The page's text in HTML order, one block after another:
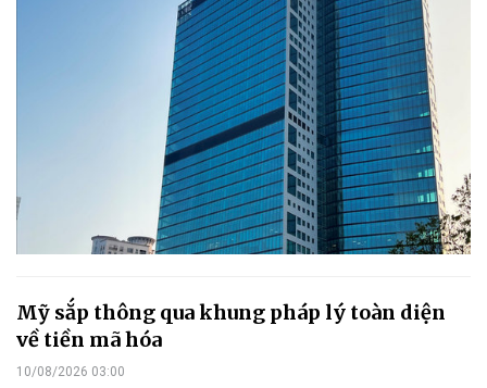
Mỹ sắp thông qua khung pháp lý toàn diện
về tiền mã hóa
10/08/2026 03:00